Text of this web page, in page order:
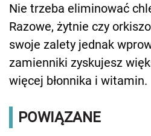
Nie trzeba eliminować
Razowe, żytnie czy
swoje zalety jednak
zamienniki zyskujesz
więcej błonnika i witamin.
POWIĄZANE